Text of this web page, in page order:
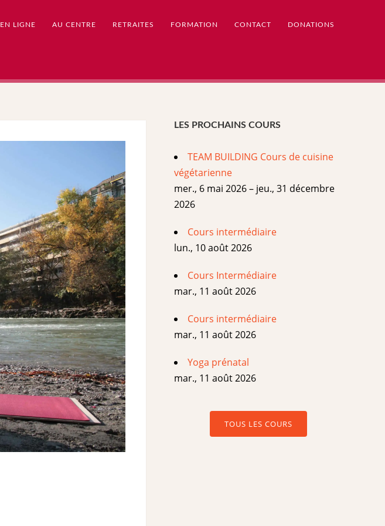
EN LIGNE AU CENTRE RETRAITES FORMATION CONTACT DONATIONS
LES PROCHAINS COURS
TEAM BUILDING Cours de cuisine
végétarienne
mer., 6 mai 2026 – jeu., 31 décembre
2026
Cours intermédiaire
lun., 10 août 2026
Cours Intermédiaire
mar., 11 août 2026
Cours intermédiaire
mar., 11 août 2026
Yoga prénatal
mar., 11 août 2026
TOUS LES COURS